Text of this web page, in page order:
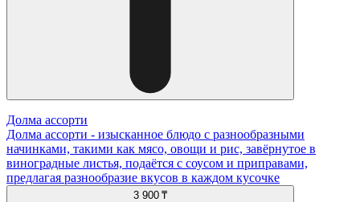
Долма ассорти
Долма ассорти - изысканное блюдо с разнообразными
начинками, такими как мясо, овощи и рис, завёрнутое в
виноградные листья, подаётся с соусом и приправами,
предлагая разнообразие вкусов в каждом кусочке
3 900 ₸